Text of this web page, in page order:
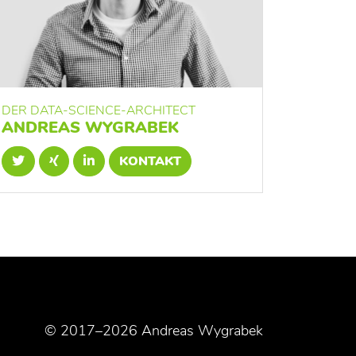
DER DATA-SCIENCE-ARCHITECT
ANDREAS WYGRABEK
KONTAKT
© 2017–2026 Andreas Wygrabek